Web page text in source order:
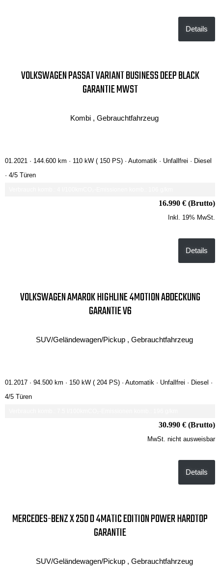
Details
VOLKSWAGEN PASSAT VARIANT BUSINESS DEEP BLACK
GARANTIE MWST
Kombi , Gebrauchtfahrzeug
01.2021 · 144.600 km · 110 kW ( 150 PS) · Automatik · Unfallfrei · Diesel
· 4/5 Türen
16.990 € (Brutto)
Inkl. 19% MwSt.
Details
VOLKSWAGEN AMAROK HIGHLINE 4MOTION ABDECKUNG
GARANTIE V6
SUV/Geländewagen/Pickup , Gebrauchtfahrzeug
01.2017 · 94.500 km · 150 kW ( 204 PS) · Automatik · Unfallfrei · Diesel ·
4/5 Türen
30.990 € (Brutto)
MwSt. nicht ausweisbar
Details
MERCEDES-BENZ X 250 D 4MATIC EDITION POWER HARDTOP
GARANTIE
SUV/Geländewagen/Pickup , Gebrauchtfahrzeug